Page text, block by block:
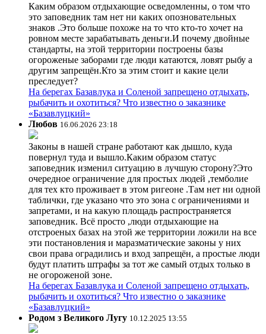
Каким образом отдыхающие осведомленны, о том что
это заповедник там нет ни каких опозновательных
знаков .Это больше похоже на то что кто-то хочет на
ровном месте зарабатывать деньги.И почему двойные
стандарты, на этой территории построены базы
огороженые заборами где люди катаются, ловят рыбу а
другим запрещён.Кто за этим стоит и какие цели
преследует?
На берегах Базавлука и Соленой запрещено отдыхать,
рыбачить и охотиться? Что известно о заказнике
«Базавлуцкий»
Любов 16.06.2026 23:18
Законы в нашей стране работают как дышло, куда
повернул туда и вышло.Каким образом статус
заповедник изменил ситуацию в лучшую сторону?Это
очередное ограничение для простых людей ,темболие
для тех кто проживает в этом ригеоне .Там нет ни одной
таблички, где указано что это зона с ограничениями и
запретами, и на какую площадь распространяется
заповедник. Всё просто ,люди отдыхающие на
отстроеных базах на этой же территории ложили на все
эти постановления и маразматические законы у них
свои права оградились и вход запрещён, а простые люди
будут платить штрафы за тот же самый отдых только в
не огороженой зоне.
На берегах Базавлука и Соленой запрещено отдыхать,
рыбачить и охотиться? Что известно о заказнике
«Базавлуцкий»
Родом з Великого Лугу 10.12.2025 13:55